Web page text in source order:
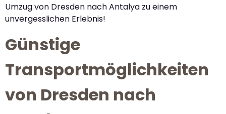
Umzug von Dresden nach Antalya zu einem
unvergesslichen Erlebnis!
Günstige
Transportmöglichkeiten
von Dresden nach